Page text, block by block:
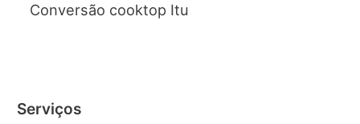
Conversão cooktop Itu
Serviços